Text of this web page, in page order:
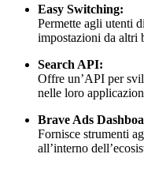
Easy Switching:
Permette agli utenti
impostazioni da altri
Search API:
Offre un’API per
nelle loro
Brave Ads
Fornisce strumenti
all’interno